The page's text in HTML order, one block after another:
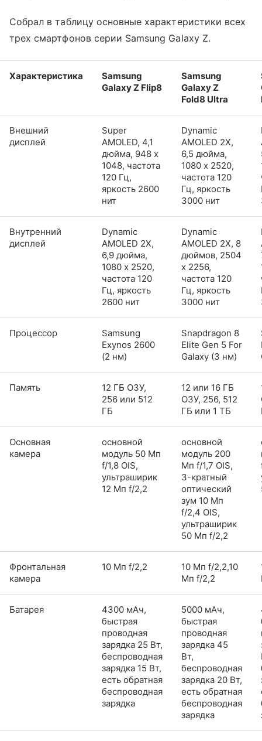
Собрал в таблицу основные характеристики всех
трех смартфонов серии Samsung Galaxy Z.
Характеристика
Samsung
Galaxy Z Flip8
Samsung
Galaxy Z
Fold8 Ultra
Внешний
дисплей
Super
AMOLED, 4,1
дюйма, 948 x
1048, частота
120 Гц,
яркость 2600
нит
Dynamic
AMOLED 2X,
6,5 дюйма,
1080 x 2520,
частота 120
Гц, яркость
3000 нит
Внутренний
дисплей
Dynamic
AMOLED 2X,
6,9 дюйма,
1080 x 2520,
частота 120
Гц, яркость
2600 нит
Dynamic
AMOLED 2X, 8
дюймов, 2504
x 2256,
частота 120
Гц, яркость
3000 нит
Процессор
Samsung
Exynos 2600
(2 нм)
Snapdragon 8
Elite Gen 5 For
Galaxy (3 нм)
Память
12 ГБ ОЗУ,
256 или 512
ГБ
12 или 16 ГБ
ОЗУ, 256, 512
ГБ или 1 ТБ
Основная
камера
основной
модуль 50 Мп
f/1,8 OIS,
ультраширик
12 Мп f/2,2
основной
модуль 200
Мп f/1,7 OIS,
3-кратный
оптический
зум 10 Мп
f/2,4 OIS,
ультраширик
50 Мп f/2,2
Фронтальная
камера
10 Мп f/2,2
10 Мп f/2,2,10
Мп f/2,2
Батарея
4300 мАч,
быстрая
проводная
зарядка 25 Вт,
беспроводная
зарядка 15 Вт,
есть обратная
беспроводная
зарядка
5000 мАч,
быстрая
проводная
зарядка 45
Вт,
беспроводная
зарядка 20 Вт,
есть обратная
беспроводная
зарядка